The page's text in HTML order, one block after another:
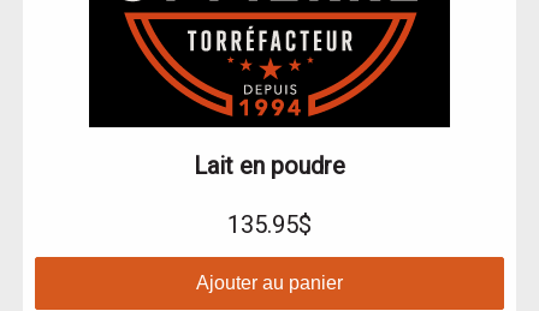
135.95$
Lait en poudre
Ajouter au panier